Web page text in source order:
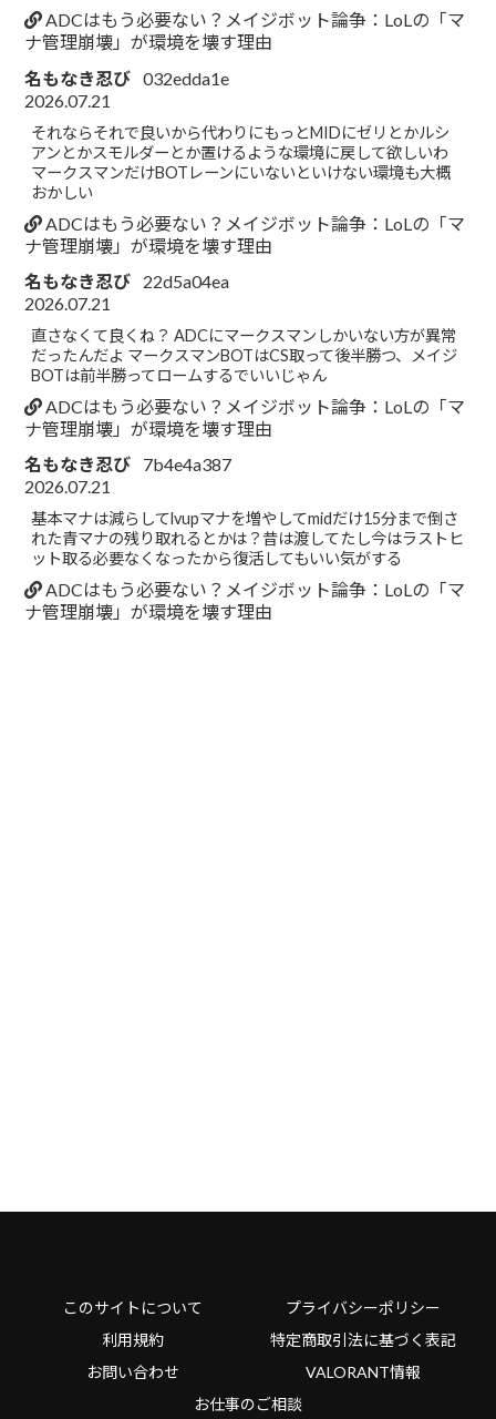
ADCはもう必要ない？メイジボット論争：LoLの「マ
ナ管理崩壊」が環境を壊す理由
名もなき忍び 032edda1e
2026.07.21
それならそれで良いから代わりにもっとMIDにゼリとかルシ
アンとかスモルダーとか置けるような環境に戻して欲しいわ
マークスマンだけBOTレーンにいないといけない環境も大概
おかしい
ADCはもう必要ない？メイジボット論争：LoLの「マ
ナ管理崩壊」が環境を壊す理由
名もなき忍び
22d5a04ea
2026.07.21
直さなくて良くね？ ADCにマークスマンしかいない方が異常
だったんだよ マークスマンBOTはCS取って後半勝つ、メイジ
BOTは前半勝ってロームするでいいじゃん
ADCはもう必要ない？メイジボット論争：LoLの「マ
ナ管理崩壊」が環境を壊す理由
名もなき忍び
7b4e4a387
2026.07.21
基本マナは減らしてlvupマナを増やしてmidだけ15分まで倒さ
れた青マナの残り取れるとかは？昔は渡してたし今はラストヒ
ット取る必要なくなったから復活してもいい気がする
ADCはもう必要ない？メイジボット論争：LoLの「マ
ナ管理崩壊」が環境を壊す理由
このサイトについて
プライバシーポリシー
利用規約
特定商取引法に基づく表記
お問い合わせ
VALORANT情報
お仕事のご相談